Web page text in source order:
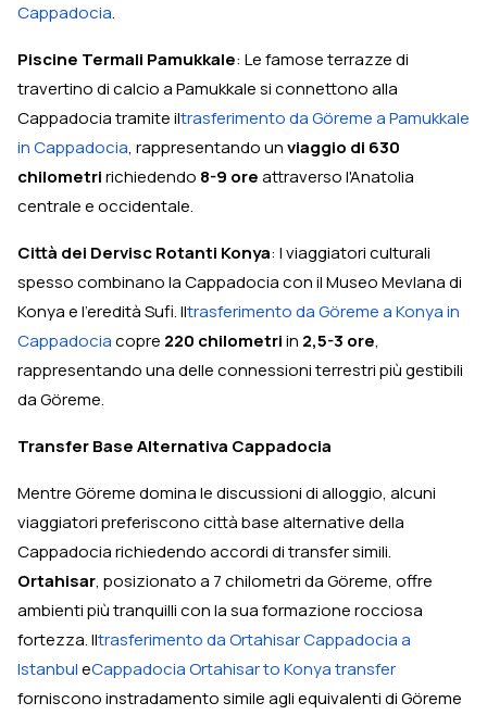
Cappadocia.
Piscine Termali Pamukkale: Le famose terrazze di
travertino di calcio a Pamukkale si connettono alla
Cappadocia tramite iltrasferimento da Göreme a Pamukkale
in Cappadocia, rappresentando unviaggio di 630
chilometririchiedendo 8-9 oreattraverso l'Anatolia
centrale e occidentale.
Città dei Dervisc Rotanti Konya: I viaggiatori culturali
spesso combinano la Cappadocia con il Museo Mevlana di
Konya e l'eredità Sufi. Iltrasferimento da Göreme a Konya in
Cappadociacopre 220 chilometriin 2,5-3 ore,
rappresentando una delle connessioni terrestri più gestibili
da Göreme.
Transfer Base Alternativa Cappadocia
Mentre Göreme domina le discussioni di alloggio, alcuni
viaggiatori preferiscono città base alternative della
Cappadocia richiedendo accordi di transfer simili.
Ortahisar, posizionato a 7 chilometri da Göreme, offre
ambienti più tranquilli con la sua formazione rocciosa
fortezza. Iltrasferimento da Ortahisar Cappadocia a
IstanbuleCappadocia Ortahisar to Konya transfer
forniscono instradamento simile agli equivalenti di Göreme